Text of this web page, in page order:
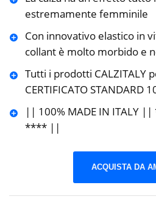
estremamente femminile
Con innovativo elastico in
collant è molto morbido e
Tutti i prodotti CALZITALY
CERTIFICATO STANDARD
|| 100% MADE IN ITALY
**** ||
ACQUISTA DA